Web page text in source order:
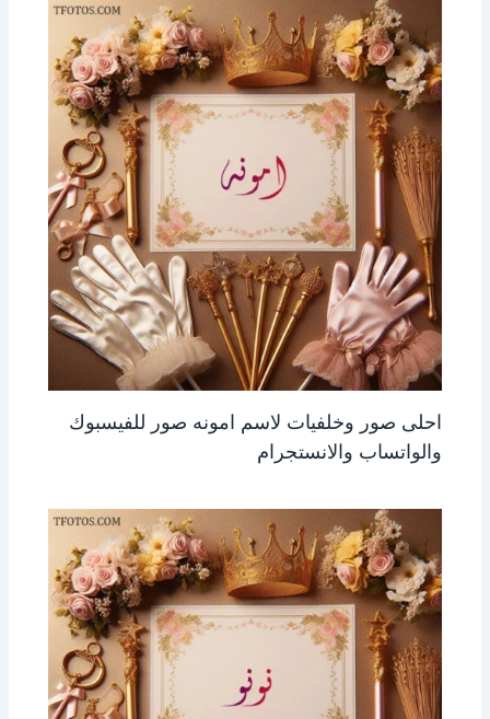
احلى صور وخلفيات لاسم امونه صور للفيسبوك
والواتساب والانستجرام